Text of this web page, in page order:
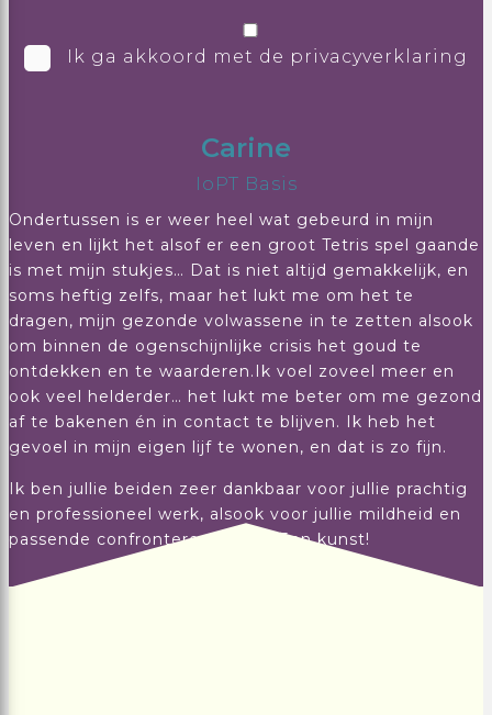
Ik ga akkoord met de privacyverklaring
Carine
IoPT Basis
Ondertussen is er weer heel wat gebeurd in mijn
leven en lijkt het alsof er een groot Tetris spel gaande
is met mijn stukjes… Dat is niet altijd gemakkelijk, en
soms heftig zelfs, maar het lukt me om het te
dragen, mijn gezonde volwassene in te zetten alsook
om binnen de ogenschijnlijke crisis het goud te
ontdekken en te waarderen.Ik voel zoveel meer en
ook veel helderder… het lukt me beter om me gezond
af te bakenen én in contact te blijven. Ik heb het
gevoel in mijn eigen lijf te wonen, en dat is zo fijn.
Ik ben jullie beiden zeer dankbaar voor jullie prachtig
en professioneel werk, alsook voor jullie mildheid en
passende confronterende stijl. Een kunst!